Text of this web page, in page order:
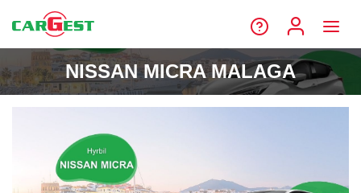
NISSAN MICRA MALAGA